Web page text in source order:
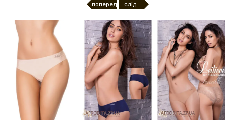
поперед. слід.